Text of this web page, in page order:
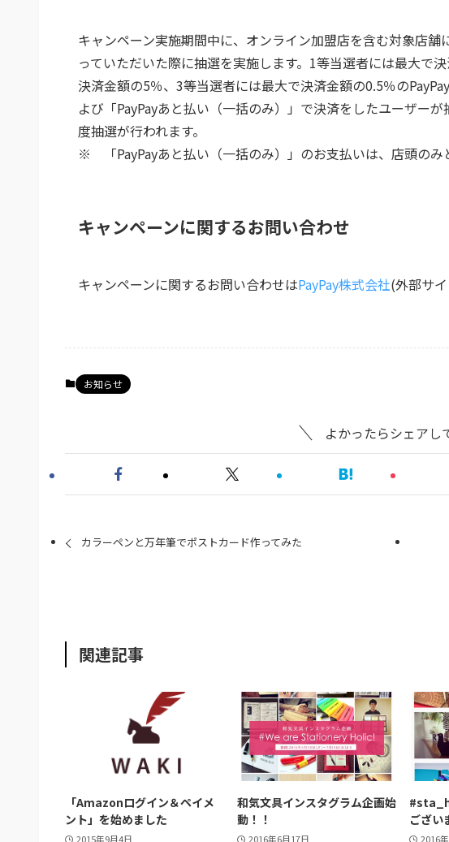
キャンペーン実施期間中に、オンライン加盟店を含む対象店舗
っていただいた際に抽選を実施します。1等当選者には最大で
決済金額の5％、3等当選者には最大で決済金額の0.5％の
よび「PayPayあと払い（一括のみ）」で決済をしたユーザー
度抽選が行われます。
※ 「PayPayあと払い（一括のみ）」のお支払いは、店頭のみ
キャンペーンに関するお問い合わせ
キャンペーンに関するお問い合わせはPayPay株式会社(外部サ
お知らせ
よかったらシェアし
カラーペンと万年筆でポストカード作ってみた
関連記事
「Amazonログイン＆ペイメ
ント」を始めました
2015年9月4日
和気文具インスタグラム企画始
動！！
2016年6月17日
ござい
2016